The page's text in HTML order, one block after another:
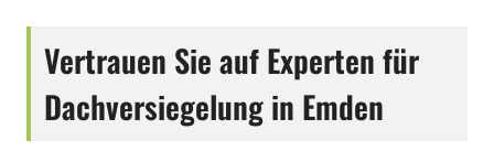
Vertrauen Sie auf Experten für
Dachversiegelung in Emden